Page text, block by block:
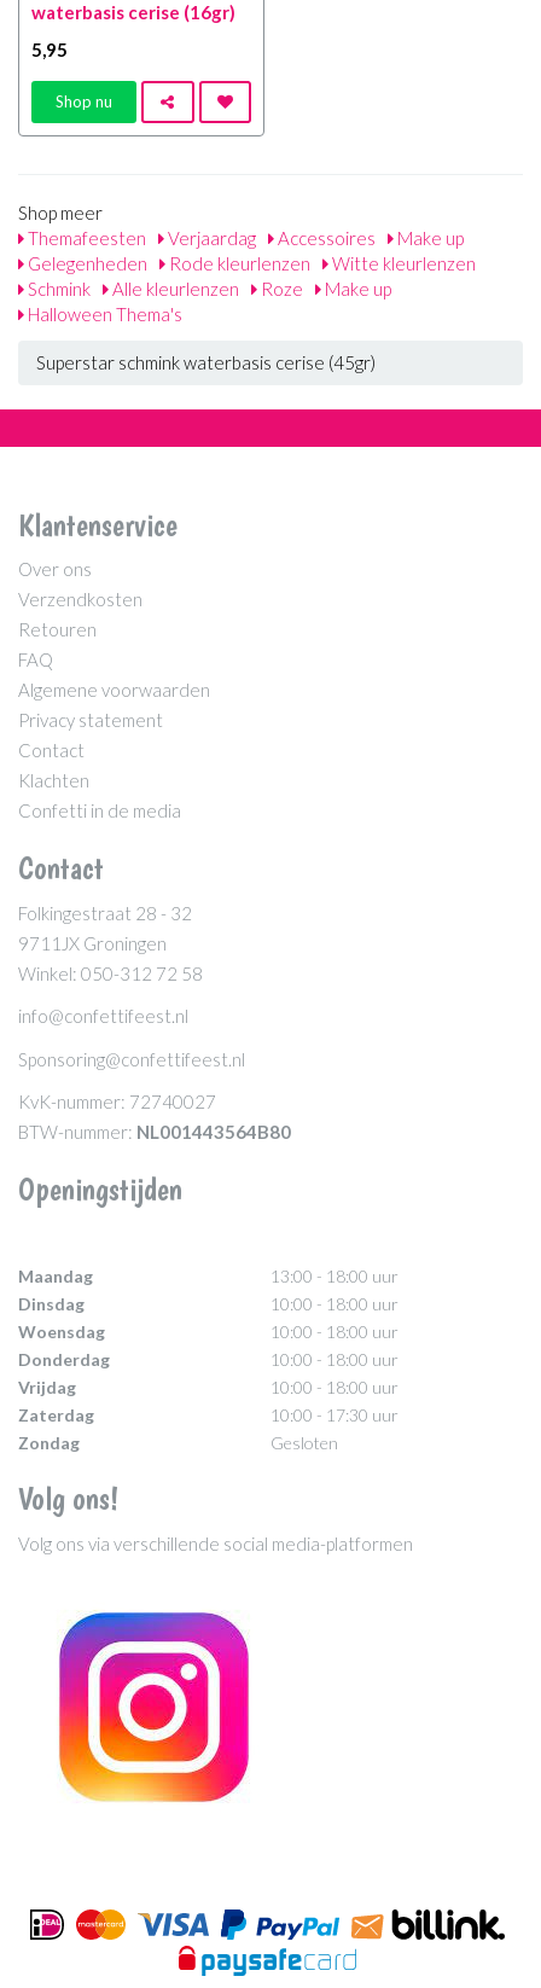
waterbasis cerise (16gr)
5,95
Shop nu
Shop meer
Themafeesten
Verjaardag Accessoires
Make up
Gelegenheden
Rode kleurlenzen
Witte kleurlenzen
Schmink
Alle kleurlenzen Roze
Make up
Halloween Thema's
Superstar schmink waterbasis cerise (45gr)
Klantenservice
Over ons
Verzendkosten
Retouren
FAQ
Algemene voorwaarden
Privacy statement
Contact
Klachten
Confetti in de media
Contact
Folkingestraat 28 - 32
9711JX Groningen
Winkel: 050-312 72 58
info@confettifeest.nl
Sponsoring@confettifeest.nl
KvK-nummer: 72740027
BTW-nummer: NL001443564B80
Openingstijden
Maandag
13:00 - 18:00 uur
Dinsdag
10:00 - 18:00 uur
Woensdag
10:00 - 18:00 uur
Donderdag
10:00 - 18:00 uur
Vrijdag
10:00 - 18:00 uur
Zaterdag
10:00 - 17:30 uur
Zondag
Gesloten
Volg ons!
Volg ons via verschillende social media-platformen